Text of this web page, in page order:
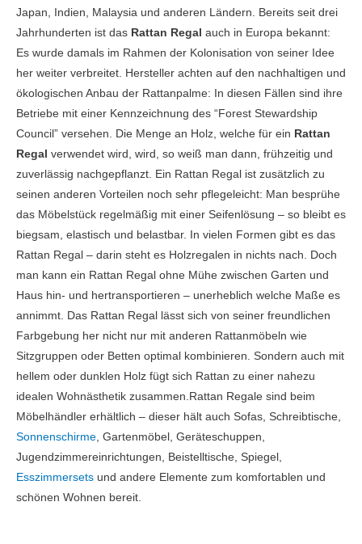
Japan, Indien, Malaysia und anderen Ländern. Bereits seit drei
Jahrhunderten ist das Rattan Regal auch in Europa bekannt:
Es wurde damals im Rahmen der Kolonisation von seiner Idee
her weiter verbreitet. Hersteller achten auf den nachhaltigen und
ökologischen Anbau der Rattanpalme: In diesen Fällen sind ihre
Betriebe mit einer Kennzeichnung des “Forest Stewardship
Council” versehen. Die Menge an Holz, welche für ein Rattan
Regal verwendet wird, wird, so weiß man dann, frühzeitig und
zuverlässig nachgepflanzt. Ein Rattan Regal ist zusätzlich zu
seinen anderen Vorteilen noch sehr pflegeleicht: Man besprühe
das Möbelstück regelmäßig mit einer Seifenlösung – so bleibt es
biegsam, elastisch und belastbar. In vielen Formen gibt es das
Rattan Regal – darin steht es Holzregalen in nichts nach. Doch
man kann ein Rattan Regal ohne Mühe zwischen Garten und
Haus hin- und hertransportieren – unerheblich welche Maße es
annimmt. Das Rattan Regal lässt sich von seiner freundlichen
Farbgebung her nicht nur mit anderen Rattanmöbeln wie
Sitzgruppen oder Betten optimal kombinieren. Sondern auch mit
hellem oder dunklen Holz fügt sich Rattan zu einer nahezu
idealen Wohnästhetik zusammen.Rattan Regale sind beim
Möbelhändler erhältlich – dieser hält auch Sofas, Schreibtische,
Sonnenschirme , Gartenmöbel, Geräteschuppen,
Jugendzimmereinrichtungen, Beistelltische, Spiegel,
Esszimmersets und andere Elemente zum komfortablen und
schönen Wohnen bereit.